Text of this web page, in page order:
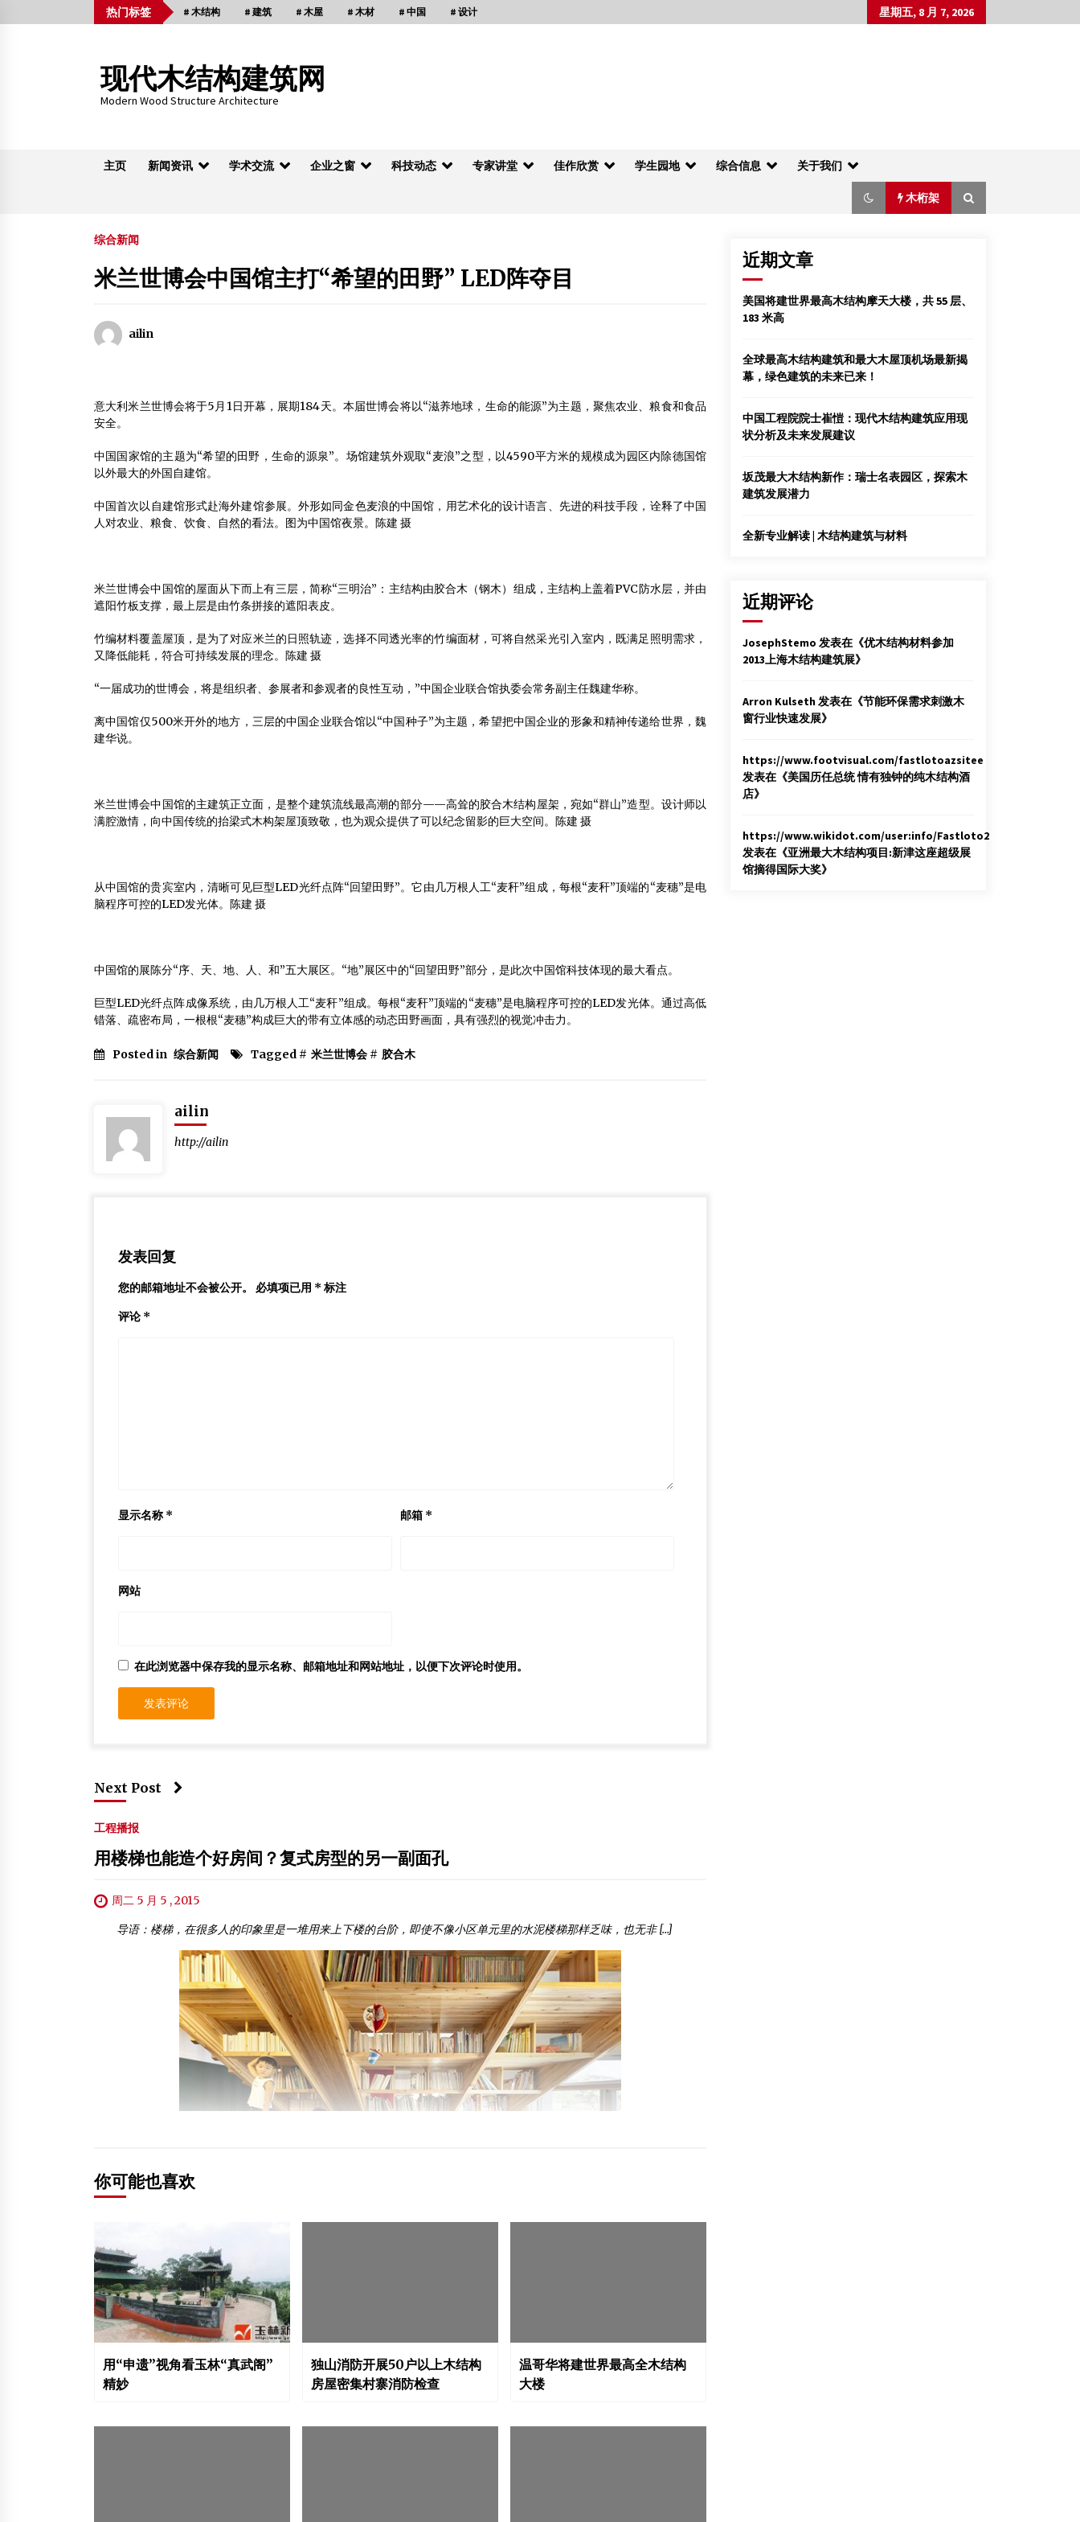
to
热门标签 # 木结构 # 建筑 # 木屋 # 木材 # 中国 # 设计 星期五, 8 月 7, 2026
现代木结构建筑网
Modern Wood Structure Architecture
主页 新闻资讯 学术交流 企业之窗 科技动态 专家讲堂 佳作欣赏 学生园地 综合信息 关于我们
木桁架
木桁架
传统木构建筑营造技艺研究国家文物局重点科
明年江苏推广“搭积木”式建房
2012年4月15日
苏州远腾建材有限公司
2012年6月13日
深度解析中国实木门窗市场之痛 揭晓中国十大古名楼
2015年5月15日
木瓦及凉亭木屋屋面专用防腐木瓦片
2015年3月10日
南京目赏门业有限公司
2012年2月11日
第十三届江苏省大学生课外学术科技作品竞赛
2014年11月20日
综合新闻
米兰世博会中国馆主打“希望的田野” LED阵夺目
ailin
意大利米兰世博会将于5月1日开幕，展期184天。本届世博会将以“滋养地球，生命的能源”为主题，聚焦农业、粮食和食品
安全。
中国国家馆的主题为“希望的田野，生命的源泉”。场馆建筑外观取“麦浪”之型，以4590平方米的规模成为园区内除德国馆
以外最大的外国自建馆。
中国首次以自建馆形式赴海外建馆参展。外形如同金色麦浪的中国馆，用艺术化的设计语言、先进的科技手段，诠释了中国
人对农业、粮食、饮食、自然的看法。图为中国馆夜景。陈建 摄
米兰世博会中国馆的屋面从下而上有三层，简称“三明治”：主结构由胶合木（钢木）组成，主结构上盖着PVC防水层，并由
遮阳竹板支撑，最上层是由竹条拼接的遮阳表皮。
竹编材料覆盖屋顶，是为了对应米兰的日照轨迹，选择不同透光率的竹编面材，可将自然采光引入室内，既满足照明需求，
又降低能耗，符合可持续发展的理念。陈建 摄
“一届成功的世博会，将是组织者、参展者和参观者的良性互动，”中国企业联合馆执委会常务副主任魏建华称。
离中国馆仅500米开外的地方，三层的中国企业联合馆以“中国种子”为主题，希望把中国企业的形象和精神传递给世界，魏
建华说。
米兰世博会中国馆的主建筑正立面，是整个建筑流线最高潮的部分——高耸的胶合木结构屋架，宛如“群山”造型。设计师以
满腔激情，向中国传统的抬梁式木构架屋顶致敬，也为观众提供了可以纪念留影的巨大空间。陈建 摄
从中国馆的贵宾室内，清晰可见巨型LED光纤点阵“回望田野”。它由几万根人工“麦秆”组成，每根“麦秆”顶端的“麦穗”是电
脑程序可控的LED发光体。陈建 摄
中国馆的展陈分“序、天、地、人、和”五大展区。“地”展区中的“回望田野”部分，是此次中国馆科技体现的最大看点。
巨型LED光纤点阵成像系统，由几万根人工“麦秆”组成。每根“麦秆”顶端的“麦穗”是电脑程序可控的LED发光体。通过高低
错落、疏密布局，一根根“麦穗”构成巨大的带有立体感的动态田野画面，具有强烈的视觉冲击力。
Posted in 综合新闻 Tagged # 米兰世博会 # 胶合木
ailin
http://ailin
发表回复
您的邮箱地址不会被公开。 必填项已用 * 标注
评论 *
显示名称 * 邮箱 *
网站
在此浏览器中保存我的显示名称、邮箱地址和网站地址，以便下次评论时使用。
Next Post
工程播报
用楼梯也能造个好房间？复式房型的另一副面孔
周二 5 月 5 , 2015
导语：楼梯，在很多人的印象里是一堆用来上下楼的台阶，即使不像小区单元里的水泥楼梯那样乏味，也无非 […]
你可能也喜欢
用“申遗”视角看玉林“真武阁”
精妙
独山消防开展50户以上木结构
房屋密集村寨消防检查
温哥华将建世界最高全木结构
大楼
近期文章
美国将建世界最高木结构摩天大楼，共 55 层、
183 米高
全球最高木结构建筑和最大木屋顶机场最新揭
幕，绿色建筑的未来已来！
中国工程院院士崔愷：现代木结构建筑应用现
状分析及未来发展建议
坂茂最大木结构新作：瑞士名表园区，探索木
建筑发展潜力
全新专业解读 | 木结构建筑与材料
近期评论
JosephStemo 发表在《优木结构材料参加
2013上海木结构建筑展》
Arron Kulseth发表在《节能环保需求刺激木
窗行业快速发展》
https://www.footvisual.com/fastlotoazsitee
发表在《美国历任总统 情有独钟的纯木结构酒
店》
https://www.wikidot.com/user:info/Fastloto2
发表在《亚洲最大木结构项目:新津这座超级展
馆摘得国际大奖》